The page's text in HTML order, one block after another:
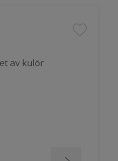
av kulör